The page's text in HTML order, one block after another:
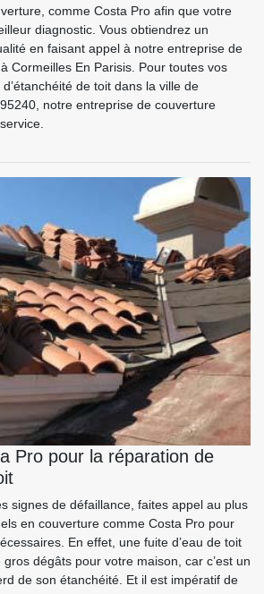
comme Costa Pro afin que votre
diagnostic. Vous obtiendrez un
en faisant appel à notre entreprise de
Cormeilles En Parisis. Pour toutes vos
de toit dans la ville de
notre entreprise de couverture
Pro pour la réparation de
signes de défaillance, faites appel au plus
en couverture comme Costa Pro pour
En effet, une fuite d’eau de toit
dégâts pour votre maison, car c’est un
de son étanchéité. Et il est impératif de